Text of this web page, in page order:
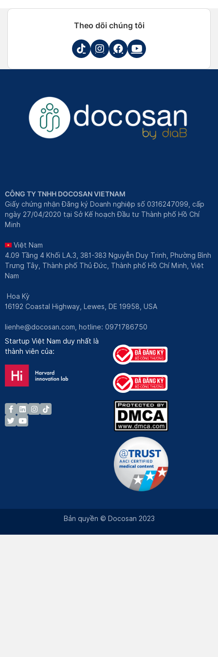
Theo dõi chúng tôi
CÔNG TY TNHH DOCOSAN VIETNAM
Giấy chứng nhận Đăng ký Doanh nghiệp số 0316247099, cấp
ngày 27/04/2020 tại Sở Kế hoạch Đầu tư Thành phố Hồ Chí
Minh
Việt Nam
4.09 Tầng 4 Khối LA.3, 381-383 Nguyễn Duy Trinh, Phường Bình
Trưng Tây, Thành phố Thủ Đức, Thành phố Hồ Chí Minh, Việt
Nam
Hoa Kỳ
16192 Coastal Highway, Lewes, DE 19958, USA
lienhe@docosan.com , hotline: 0971786750
Startup Việt Nam duy nhất là
thành viên của:
Bản quyền © Docosan 2023